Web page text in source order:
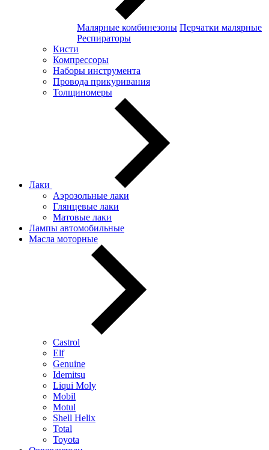
Малярные комбинезоны Перчатки малярные
Респираторы
Кисти
Компрессоры
Наборы инструмента
Провода прикуривания
Толщиномеры
Лаки
Аэрозольные лаки
Глянцевые лаки
Матовые лаки
Лампы автомобильные
Масла моторные
Castrol
Elf
Genuine
Idemitsu
Liqui Moly
Mobil
Motul
Shell Helix
Total
Toyota